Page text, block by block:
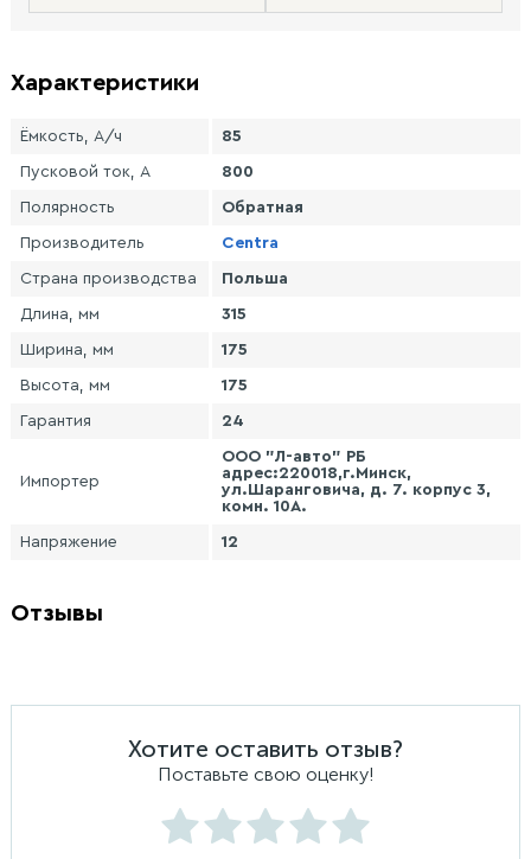
Характеристики
Ёмкость, А/ч 85
Пусковой ток, А 800
Полярность Обратная
Производитель Centra
Страна производства Польша
Длина, мм 315
Ширина, мм 175
Высота, мм 175
Гарантия 24
Импортер
ООО "Л-авто" РБ
адрес:220018,г.Минск,
ул.Шаранговича, д. 7. корпус 3,
комн. 10А.
Напряжение 12
Отзывы
Хотите оставить отзыв?
Поставьте свою оценку!